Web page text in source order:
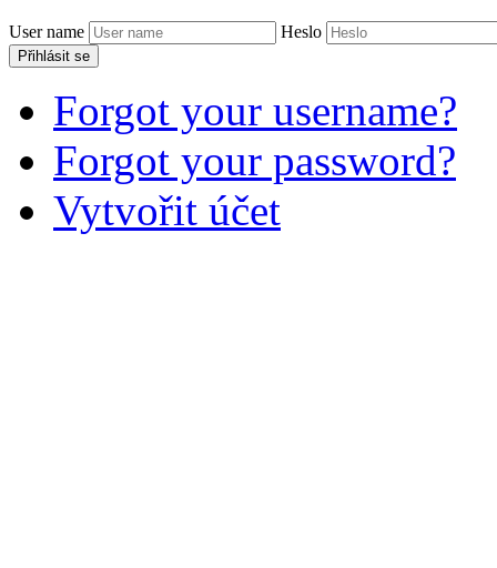
User name Heslo
Přihlásit se
Forgot your username?
Forgot your password?
Vytvořit účet